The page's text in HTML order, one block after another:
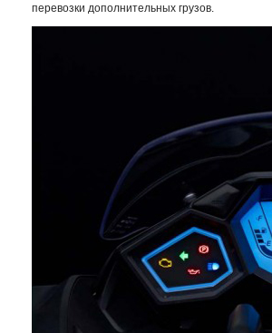
перевозки дополнительных грузов.